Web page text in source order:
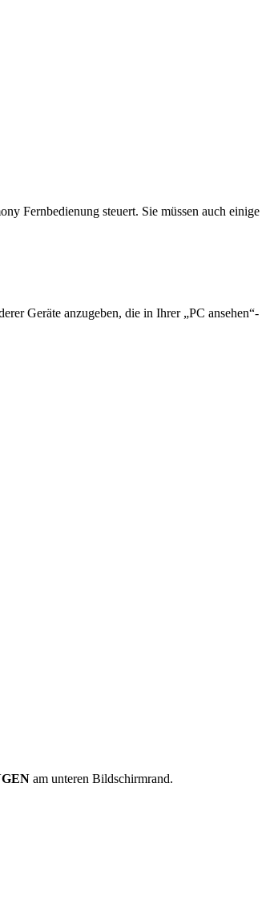
Fernbedienung steuert. Sie müssen auch einige
Geräte anzugeben, die in Ihrer „PC ansehen“-
am unteren Bildschirmrand.